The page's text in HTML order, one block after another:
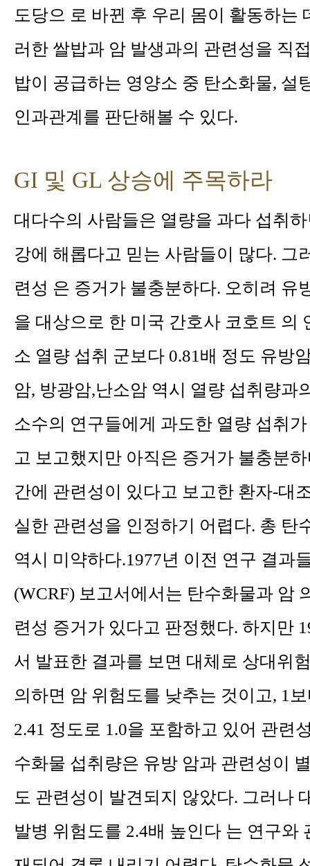
도당으 로 바뀐 후 우리 몸이 활동하는
러한 쌀밥과 암 발생과의 관련성을 직
밥이 공급하는 영양소 중 탄소화물, 설
인과관계를 판단해볼 수 있다.
GI 및 GL 상승에 주목하라
대다수의 사람들은 열량을 과다 섭취
강에 해롭다고 믿는 사람들이 많다. 그
련성 은 증거가 불충분하다. 오히려 유
을 대상으로 한 미국 간호사 코호트 의
소 열량 섭취 군보다 0.81배 정도 유방
암, 방광암,난소암 역시 열량 섭취량과
소수의 연구들에게 과도한 열량 섭취
고 보고했지만 아직은 증거가 불충분
간에 관련성이 있다고 보고한 환자-대
실한 관련성을 인정하기 어렵다. 총 탄
역시 미약하다.1977년 이전 연구 결과
(WCRF) 보고서에서는 탄수화물과 암
련성 증거가 있다고 판정했다. 하지만
서 발표한 결과를 보면 대체로 상대위
의하면 암 위험도를 낮추는 것이고, 1
2.41 정도로 1.0을 포함하고 있어 관련
수화물 섭취량은 유방 암과 관련성이
도 관련성이 발견되지 않았다. 그러나
발병 위험도를 2.4배 높인다 는 연구와